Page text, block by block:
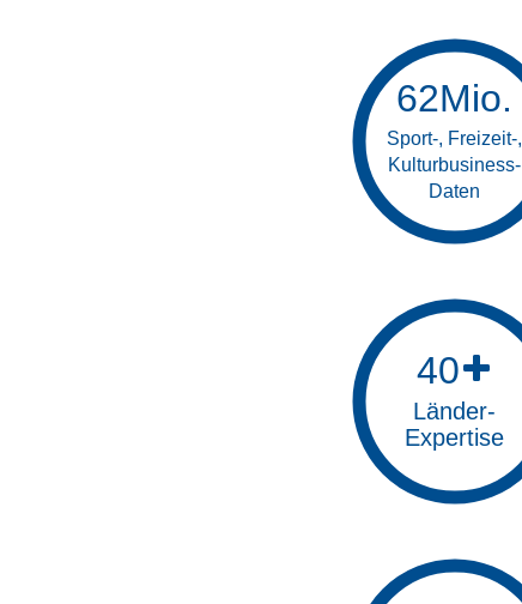
62Mio.
Sport-, Freizeit-,
Kulturbusiness-
Daten
40
Länder-
Expertise